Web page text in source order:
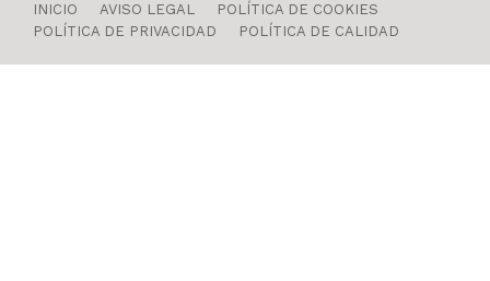
INICIO
AVISO LEGAL
POLÍTICA DE COOKIES
POLÍTICA DE PRIVACIDAD
POLÍTICA DE CALIDAD